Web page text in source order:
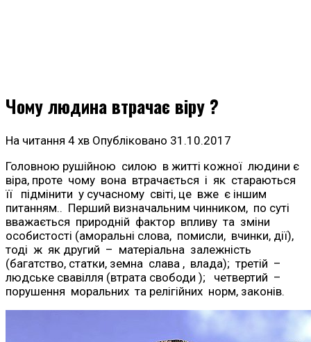
Чому людина втрачає віру ?
На читання 4 хв Опубліковано 31.10.2017
Головною рушійною силою в житті кожної людини є
віра, проте чому вона втрачається і як стараються
її підмінити у сучасному світі, це вже є іншим
питанням.. Перший визначальним чинником, по суті
вважається природній фактор впливу та зміни
особистості (аморальні слова, помисли, вчинки, дії),
тоді ж як другий – матеріальна залежність
(багатство, статки, земна слава , влада); третій –
людське свавілля (втрата свободи ); четвертий –
порушення моральних та релігійних норм, законів.